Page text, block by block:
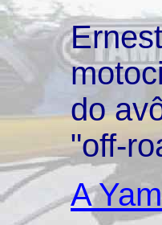
do
"off-
A